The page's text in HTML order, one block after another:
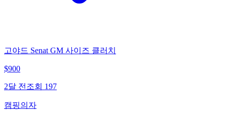
고야드 Senat GM 사이즈 클러치
$900
2달 전 조회 197
캠핑의자